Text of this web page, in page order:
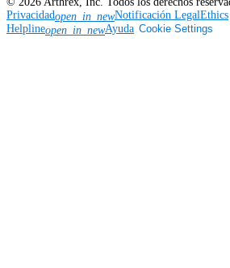
Privacidadopen_in_newNotificación LegalEthics
Helplineopen_in_newAyuda Cookie Settings